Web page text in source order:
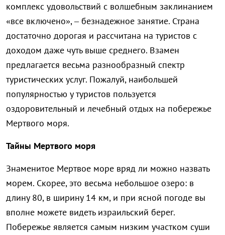
комплекс удовольствий с волшебным заклинанием
«все включено», – безнадежное занятие. Страна
достаточно дорогая и рассчитана на туристов с
доходом даже чуть выше среднего. Взамен
предлагается весьма разнообразный спектр
туристических услуг. Пожалуй, наибольшей
популярностью у туристов пользуется
оздоровительный и лечебный отдых на побережье
Мертвого моря.
Тайны Мертвого моря
Знаменитое Мертвое море вряд ли можно назвать
морем. Скорее, это весьма небольшое озеро: в
длину 80, в ширину 14 км, и при ясной погоде вы
вполне можете видеть израильский берег.
Побережье является самым низким участком суши